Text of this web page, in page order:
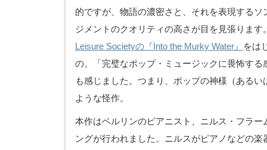
的ですが、物語の濃密さと、それを表現する
ジメントのクオリティの高さが目を見張ります
Leisure Societyの『Into the Murky Water』
をは
の、「完璧なポップ・ミュージックに畏怖する
も感じました。つまり、ポップの神様（ある
ような怪作。
本作はベルリンのピアニスト、ニルス・フラー
ングが行われました。ニルスがピアノなどの